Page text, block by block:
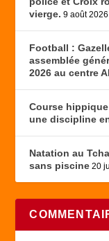
vierge. 9 août 2026
Football :
assemblée
2026 au centre
Course
une discipline
Natation au
sans piscine 20